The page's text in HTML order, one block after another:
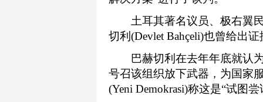
土耳其著名议员、极右翼民
切利(Devlet Bahçeli)也曾给出
巴赫切利在去年年底就认为
号召该组织放下武器，为国家
(Yeni Demokrasi)称这是“试图